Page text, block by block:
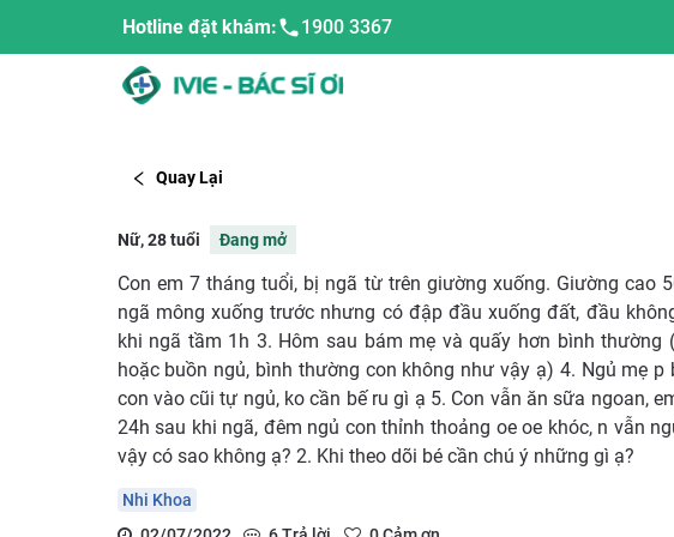
Hotline đặt khám: 1900 3367
Quay Lại
Nữ, 28 tuổi Đang mở
Con em 7 tháng tuổi, bị ngã từ trên giường xuống. Giường cao
ngã mông xuống trước nhưng có đập đầu xuống đất, đầu
khi ngã tầm 1h 3. Hôm sau bám mẹ và quấy hơn bình thường
hoặc buồn ngủ, bình thường con không như vậy ạ) 4. Ngủ mẹ
con vào cũi tự ngủ, ko cần bế ru gì ạ 5. Con vẫn ăn sữa ngoan,
24h sau khi ngã, đêm ngủ con thỉnh thoảng oe oe khóc, n vẫn
vậy có sao không ạ? 2. Khi theo dõi bé cần chú ý những gì ạ?
Nhi Khoa